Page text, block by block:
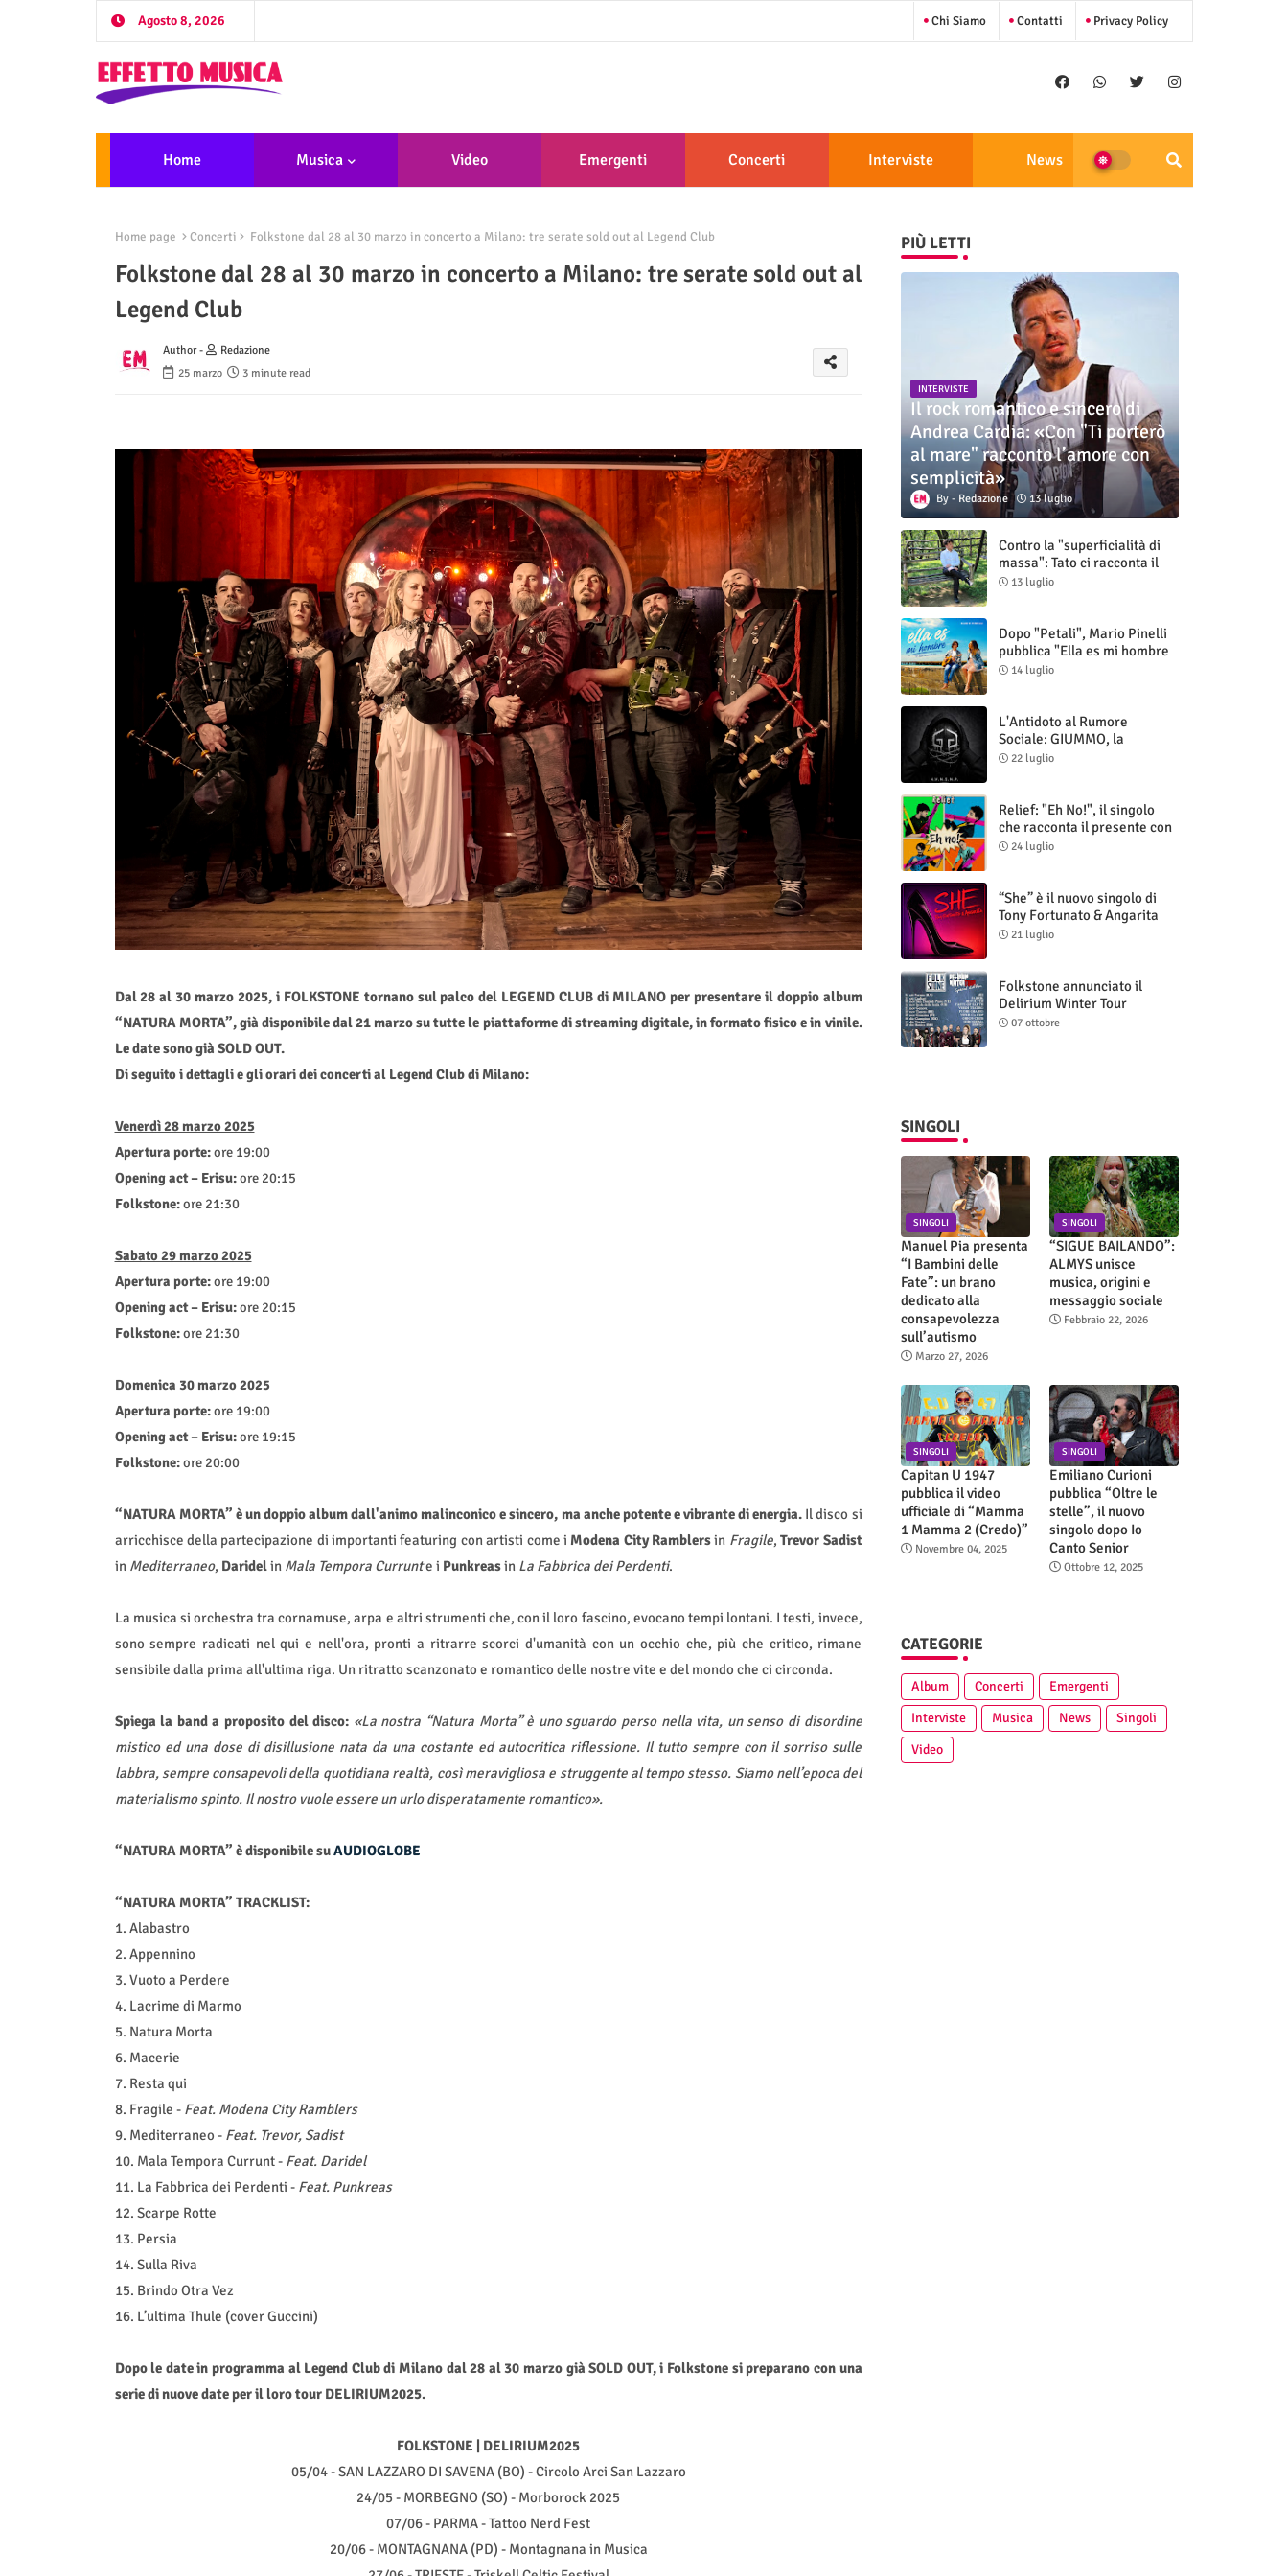
Agosto 8, 2026 Chi Siamo Contatti Privacy Policy
Home Musica Video Emergenti Concerti Interviste News
Home page Concerti Folkstone dal 28 al 30 marzo in concerto a Milano: tre serate sold out al Legend Club
Folkstone dal 28 al 30 marzo in concerto a Milano: tre serate sold out al
Legend Club
Author -
Redazione
25 marzo
3 minute read
Dal 28 al 30 marzo 2025, i FOLKSTONE tornano sul palco del LEGEND CLUB di MILANO per presentare il doppio album
“NATURA MORTA”, già disponibile dal 21 marzo su tutte le piattaforme di streaming digitale, in formato fisico e in vinile.
Le date sono già SOLD OUT.
Di seguito i dettagli e gli orari dei concerti al Legend Club di Milano:
Venerdì 28 marzo 2025
Apertura porte:ore 19:00
Opening act – Erisu:ore 20:15
Folkstone:ore 21:30
Sabato 29 marzo 2025
Apertura porte:ore 19:00
Opening act – Erisu:ore 20:15
Folkstone:ore 21:30
Domenica 30 marzo 2025
Apertura porte:ore 19:00
Opening act – Erisu:ore 19:15
Folkstone:ore 20:00
“NATURA MORTA” è un doppio album dall'animo malinconico e sincero, ma anche potente e vibrante di energia. Il disco si
arricchisce della partecipazione di importanti featuring con artisti come i Modena City Ramblersin Fragile,Trevor Sadist
in Mediterraneo, Daridelin Mala Tempora Currunte i Punkreasin La Fabbrica dei Perdenti.
La musica si orchestra tra cornamuse, arpa e altri strumenti che, con il loro fascino, evocano tempi lontani. I testi, invece,
sono sempre radicati nel qui e nell'ora, pronti a ritrarre scorci d'umanità con un occhio che, più che critico, rimane
sensibile dalla prima all'ultima riga. Un ritratto scanzonato e romantico delle nostre vite e del mondo che ci circonda.
Spiega la band a proposito del disco: «La nostra “Natura Morta” è uno sguardo perso nella vita, un senso di disordine
mistico ed una dose di disillusione nata da una costante ed autocritica riflessione. Il tutto sempre con il sorriso sulle
labbra, sempre consapevoli della quotidiana realtà, così meravigliosa e struggente al tempo stesso. Siamo nell’epoca del
materialismo spinto. Il nostro vuole essere un urlo disperatamente romantico».
“NATURA MORTA” è disponibile suAUDIOGLOBE
“NATURA MORTA” TRACKLIST:
1. Alabastro
2. Appennino
3. Vuoto a Perdere
4. Lacrime di Marmo
5. Natura Morta
6. Macerie
7. Resta qui
8. Fragile - Feat. Modena City Ramblers
9. Mediterraneo - Feat. Trevor, Sadist
10. Mala Tempora Currunt - Feat. Daridel
11. La Fabbrica dei Perdenti - Feat. Punkreas
12. Scarpe Rotte
13. Persia
14. Sulla Riva
15. Brindo Otra Vez
16. L’ultima Thule (cover Guccini)
Dopo le date in programma al Legend Club di Milano dal 28 al 30 marzo già SOLD OUT, i Folkstone si preparano con una
serie di nuove date per il loro tour DELIRIUM2025.
FOLKSTONE | DELIRIUM2025
05/04 - SAN LAZZARO DI SAVENA (BO) - Circolo Arci San Lazzaro
24/05 - MORBEGNO (SO) - Morborock 2025
07/06 - PARMA - Tattoo Nerd Fest
20/06 - MONTAGNANA (PD) - Montagnana in Musica
PIÙ LETTI
INTERVISTE
Il rock romantico e sincero di
Andrea Cardia: «Con "Ti porterò
al mare" racconto l’amore con
semplicità»
Redazione 13 luglio
Contro la "superficialità di
massa": Tato ci racconta il
nuovo singolo "Vuoti digitali"
13 luglio
Dopo "Petali", Mario Pinelli
pubblica "Ella es mi hombre
(Il mio uomo è lei)"
14 luglio
L'Antidoto al Rumore
Sociale: GIUMMO, la
Maschera e la Cruda Verità
22 luglio
Relief: "Eh No!", il singolo
che racconta il presente con
ironia e autenticità
24 luglio
“She” è il nuovo singolo di
Tony Fortunato & Angarita
21 luglio
Folkstone annunciato il
Delirium Winter Tour
(Special Edition)
07 ottobre
SINGOLI
SINGOLI
Manuel Pia presenta
“I Bambini delle
Fate”: un brano
dedicato alla
consapevolezza
sull’autismo
Marzo 27, 2026
SINGOLI
“SIGUE BAILANDO”:
ALMYS unisce
musica, origini e
messaggio sociale
Febbraio 22, 2026
SINGOLI
Capitan U 1947
pubblica il video
ufficiale di “Mamma
1 Mamma 2 (Credo)”
Novembre 04, 2025
SINGOLI
Emiliano Curioni
pubblica “Oltre le
stelle”, il nuovo
singolo dopo Io
Canto Senior
Ottobre 12, 2025
CATEGORIE
Album Concerti
Emergenti
Interviste
Musica News
Singoli
Video